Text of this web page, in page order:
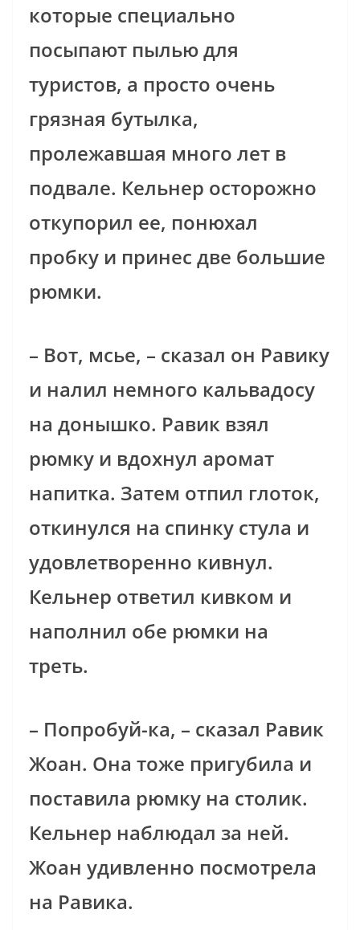
которые специально
посыпают пылью для
туристов, а просто очень
грязная бутылка,
пролежавшая много лет в
подвале. Кельнер осторожно
откупорил ее, понюхал
пробку и принес две большие
рюмки.
– Вот, мсье, – сказал он Равику
и налил немного кальвадосу
на донышко. Равик взял
рюмку и вдохнул аромат
напитка. Затем отпил глоток,
откинулся на спинку стула и
удовлетворенно кивнул.
Кельнер ответил кивком и
наполнил обе рюмки на
треть.
– Попробуй-ка, – сказал Равик
Жоан. Она тоже пригубила и
поставила рюмку на столик.
Кельнер наблюдал за ней.
Жоан удивленно посмотрела
на Равика.